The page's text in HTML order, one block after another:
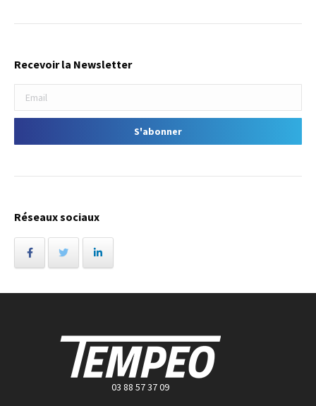
Recevoir la Newsletter
Réseaux sociaux
03 88 57 37 09